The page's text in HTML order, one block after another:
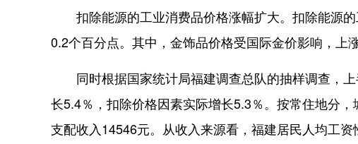
扣除能源的工业消费品价格涨幅扩大。扣除能源的
0.2个百分点。其中，金饰品价格受国际金价影响，上
同时根据国家统计局福建调查总队的抽样调查，上
长5.4％，扣除价格因素实际增长5.3％。按常住地分
支配收入14546元。从收入来源看，福建居民人均工